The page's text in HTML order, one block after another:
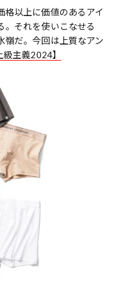
格以上に価値のあるアイ
。それを使いこなせる
嶺だ。今回は上質なアン
級主義2024】